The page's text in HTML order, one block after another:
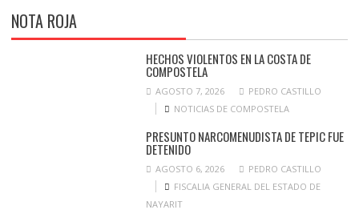
NOTA ROJA
HECHOS VIOLENTOS EN LA COSTA DE
COMPOSTELA
AGOSTO 7, 2026
PEDRO CASTILLO
NOTICIAS DE COMPOSTELA
PRESUNTO NARCOMENUDISTA DE TEPIC FUE
DETENIDO
AGOSTO 6, 2026
PEDRO CASTILLO
FISCALIA GENERAL DEL ESTADO DE
NAYARIT